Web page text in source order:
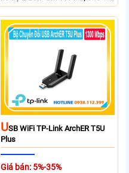
Fi 2.4 GHz lên đến 300 Mbps với
thiết kế với vỏ chống chịu thời tiết
chuẩn IP65, chống sét ±6kV và
chống tĩnh điện ±15kV
USB WiFi TP-Link ArchER T5U
Plus
Giá bán: 5%-35%